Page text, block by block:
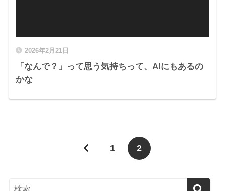
2026年2月21日
「なんで？」って思う気持ちって、AIにもあるの
かな
1 2